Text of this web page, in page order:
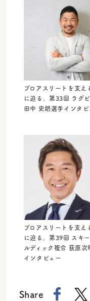
プロアスリートを支え
に迫る。第33回 ラグビ
田中 史朗選手インタビ
プロアスリートを支え
に迫る。第39回 スキ
ルディック複合 荻原次
インタビュー
Share